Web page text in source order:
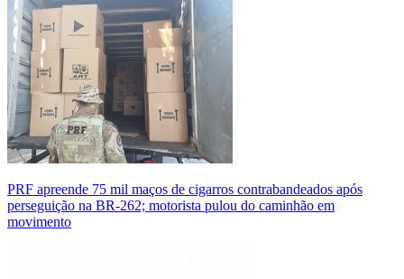
PRF apreende 75 mil maços de cigarros contrabandeados após
perseguição na BR-262; motorista pulou do caminhão em
movimento